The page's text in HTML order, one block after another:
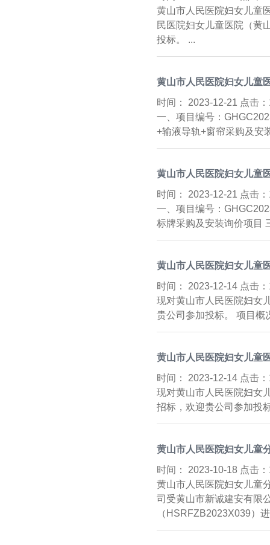
黄山市人民医院妇女儿童
民医院妇女儿童医院（黄
投标。 ...
黄山市人民医院妇女儿童
时间：
2023-12-21 点击：
一、项目编号：
+输液导轨+窗帘采购及安
黄山市人民医院妇女儿童
时间：
2023-12-21 点击：
一、项目编号：
标牌采购及安装询价项目
黄山市人民医院妇女儿童
时间：
2023-12-14 点击：
现对黄山市人民医院妇女
贵公司参加投标。 项目
黄山市人民医院妇女儿童
时间：
2023-12-14 点击：
现对黄山市人民医院妇女
招标，欢迎贵公司参加
黄山市人民医院妇女儿童
时间：
2023-10-18 点击：
黄山市人民医院妇女儿童
司受黄山市新诚建安有限
（HSRFZB2023X039）